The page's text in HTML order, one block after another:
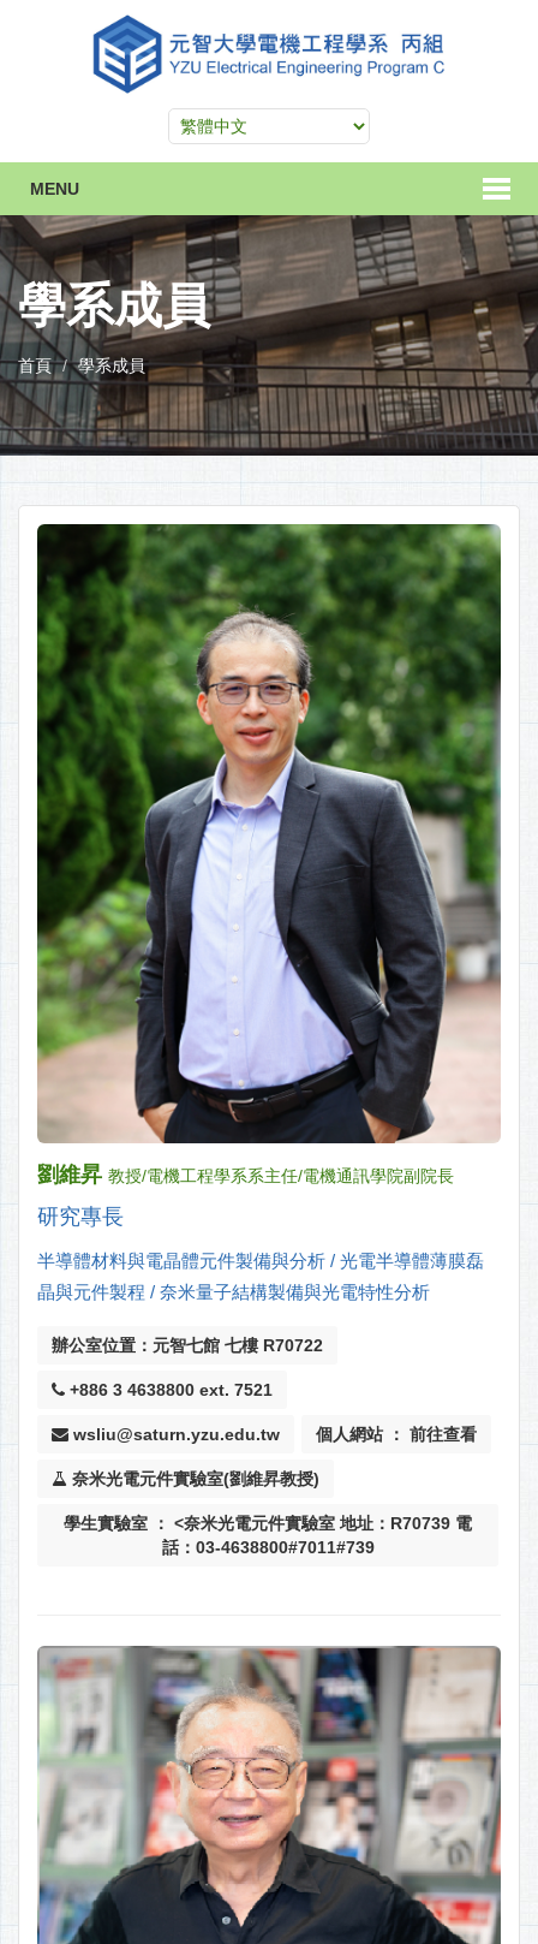
MENU
學系成員
首頁 學系成員
劉維昇 教授/電機工程學系系主任/電機通訊學院副院長
研究專長
半導體材料與電晶體元件製備與分析 / 光電半導體薄膜磊
晶與元件製程 / 奈米量子結構製備與光電特性分析
辦公室位置：元智七館 七樓 R70722
+886 3 4638800 ext. 7521
wsliu@saturn.yzu.edu.tw 個人網站 ： 前往查看
奈米光電元件實驗室(劉維昇教授)
學生實驗室 ： <奈米光電元件實驗室 地址：R70739 電
話：03-4638800#7011#739